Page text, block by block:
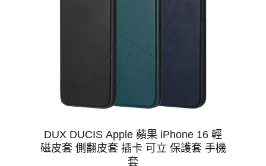
DUX DUCIS Apple 蘋果 iPhone 16 輕
磁皮套 側翻皮套 插卡 可立 保護套 手機
套